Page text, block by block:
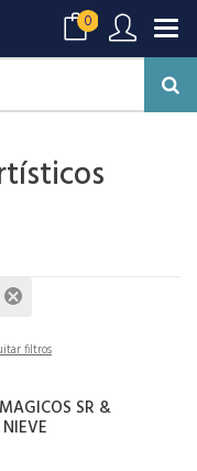
0
filtros
SR &